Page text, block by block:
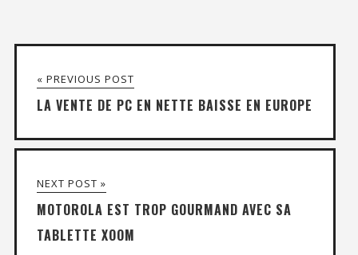
« PREVIOUS POST
LA VENTE DE PC EN NETTE BAISSE EN EUROPE
NEXT POST »
MOTOROLA EST TROP GOURMAND AVEC SA
TABLETTE XOOM